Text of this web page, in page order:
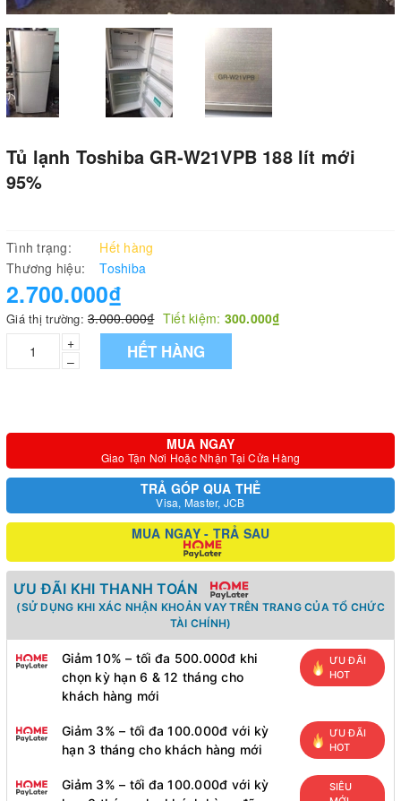
Tủ lạnh Toshiba GR-W21VPB 188 lít mới
95%
Tình trạng:
Hết hàng
Thương hiệu:
Toshiba
2.700.000₫
Giá thị trường: 3.000.000₫ Tiết kiệm: 300.000₫
+
–
HẾT HÀNG
MUA NGAY
Giao Tận Nơi Hoặc Nhận Tại Cửa Hàng
TRẢ GÓP QUA THẺ
Visa, Master, JCB
MUA NGAY - TRẢ SAU
ƯU ĐÃI KHI THANH TOÁN
(SỬ DỤNG KHI XÁC NHẬN KHOẢN VAY TRÊN TRANG CỦA TỔ CHỨC
TÀI CHÍNH)
Giảm 10% – tối đa 500.000đ khi
chọn kỳ hạn 6 & 12 tháng cho
khách hàng mới
ƯU ĐÃI
HOT
Giảm 3% – tối đa 100.000đ với kỳ
hạn 3 tháng cho khách hàng mới
ƯU ĐÃI
HOT
Giảm 3% – tối đa 100.000đ với kỳ
SIÊU